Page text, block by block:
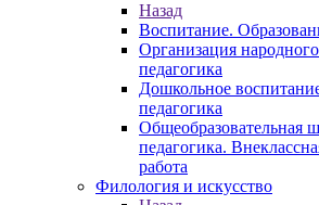
Назад
Воспитание.
Организация
педагогика
Дошкольное
педагогика
Общеобразовательная
педагогика.
работа
Филология и искусство